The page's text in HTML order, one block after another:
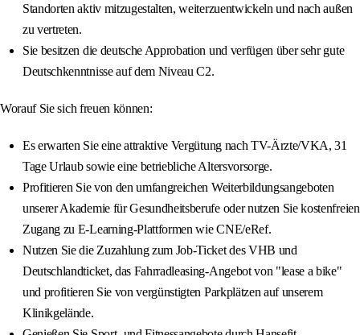
Standorten aktiv mitzugestalten, weiterzuentwickeln und nach außen
zu vertreten.
Sie besitzen die deutsche Approbation und verfügen über sehr gute
Deutschkenntnisse auf dem Niveau C2.
Worauf Sie sich freuen können:
Es erwarten Sie eine attraktive Vergütung nach TV-Ärzte/VKA, 31
Tage Urlaub sowie eine betriebliche Altersvorsorge.
Profitieren Sie von den umfangreichen Weiterbildungsangeboten
unserer Akademie für Gesundheitsberufe oder nutzen Sie kostenfreien
Zugang zu E-Learning-Plattformen wie CNE/eRef.
Nutzen Sie die Zuzahlung zum Job-Ticket des VHB und
Deutschlandticket, das Fahrradleasing-Angebot von "lease a bike"
und profitieren Sie von vergünstigten Parkplätzen auf unserem
Klinikgelände.